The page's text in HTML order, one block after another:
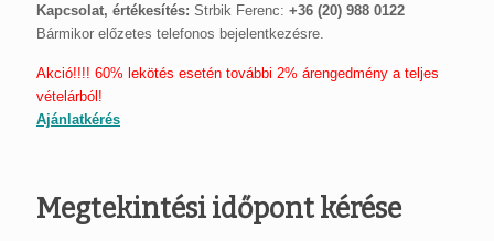
Kapcsolat, értékesítés: Strbik Ferenc: +36 (20) 988 0122
Bármikor előzetes telefonos bejelentkezésre.
Akció!!!! 60% lekötés esetén további 2% árengedmény a teljes
vételárból!
Ajánlatkérés
Megtekintési időpont kérése